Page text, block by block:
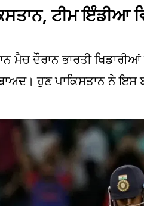
ਟੀਮ
ਦੌਰਾਨ ਭਾਰਤੀ ਖਿਡਾਰੀਆਂ
ਹੁਣ ਪਾਕਿਸਤਾਨ ਨੇ ਇਸ